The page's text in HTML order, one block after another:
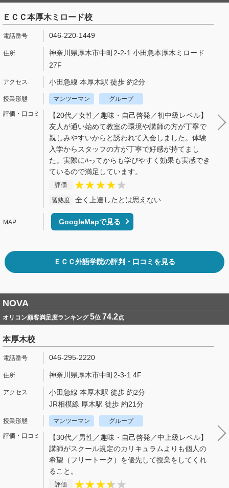
ＥＣＣ本厚木ミロード校
046-220-1449
神奈川県厚木市中町2-2-1 小田急本厚木ミロード
27F
小田急線 本厚木駅 徒歩 約2分
マンツーマン グループ
【20代／女性／趣味・自己啓発／初中級レベル】
友人が通い始めて教室の環境や講師の方が丁寧で
親しみやすいからと誘われて入会しました。体験
入学からスタッフの方が丁寧で好感が持てまし
た。実際にﾊってからも学びやすく効果も実感でき
ているので満足しています。
評価
習熟度 全く上達したとは思えない
GoogleMapで見る
ＥＣＣ外語学院の評判・口コミを見る
NOVA
オリコン顧客満足度ランキング5位 74.2点
本厚木校
046-295-2220
神奈川県厚木市中町2-3-1 4F
小田急線 本厚木駅 徒歩 約2分
JR相模線 厚木駅 徒歩 約21分
マンツーマン グループ
【30代／男性／趣味・自己啓発／中上級レベル】
講師がスクール規定のカリキュラムよりも個人の
希望（フリートーク）を優先して授業をしてくれ
ること。
評価